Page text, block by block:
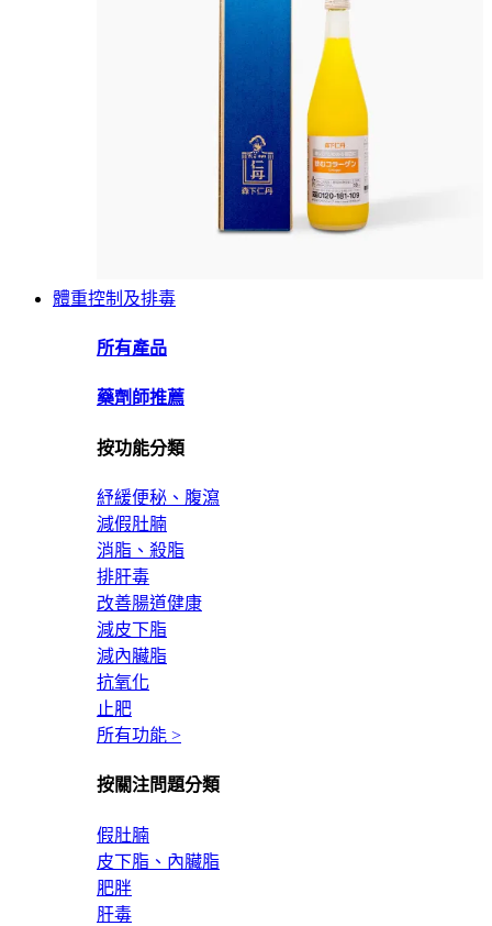
體重控制及排毒
所有產品
藥劑師推薦
按功能分類
紓緩便秘、腹瀉
減假肚腩
消脂、殺脂
排肝毒
改善腸道健康
減皮下脂
減內臟脂
抗氧化
止肥
所有功能 >
按關注問題分類
假肚腩
皮下脂、內臟脂
肥胖
肝毒